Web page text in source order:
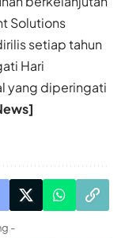
Solutions
setiap tahun
Hari
yang diperingati
-